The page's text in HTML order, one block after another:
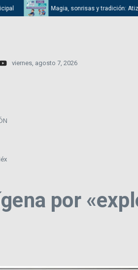
Magia, sonrisas y tradición: Atizapán
viernes, agosto 7, 2026
por